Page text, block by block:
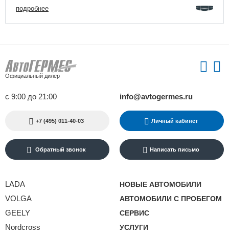
подробнее
Официальный дилер
с 9:00 до 21:00 info@avtogermes.ru
+7 (495) 011-40-03 Личный кабинет
Обратный звонок Написать письмо
LADA
VOLGA
GEELY
Nordcross
НОВЫЕ АВТОМОБИЛИ
АВТОМОБИЛИ С ПРОБЕГОМ
СЕРВИС
УСЛУГИ